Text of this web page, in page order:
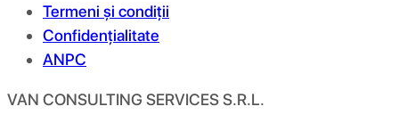
Termeni și condiții
Confidențialitate
ANPC
VAN CONSULTING SERVICES S.R.L.